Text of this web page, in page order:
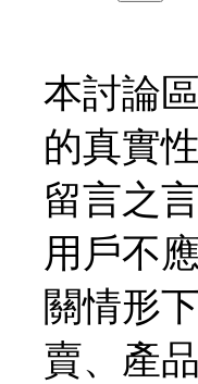
本討論
的真實
留言之
用戶不
關情形
賣、產